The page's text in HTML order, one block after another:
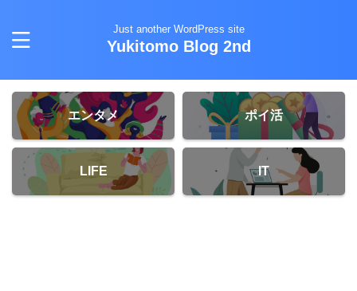
Just another WordPress site
Yukitomo Blog 2nd
エンタメ ポイ活
LIFE IT